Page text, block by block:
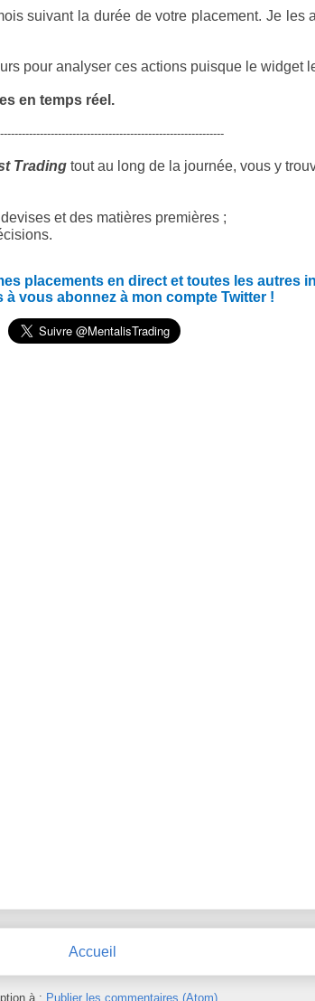
suivant la durée de votre placement. Je les
pour analyser ces actions puisque le widget
en temps réel.
Trading tout au long de la journée, vous y
et des matières premières ;
placements en direct et toutes les autres
à vous abonnez à mon compte Twitter !
Accueil
à : Publier les commentaires (Atom)